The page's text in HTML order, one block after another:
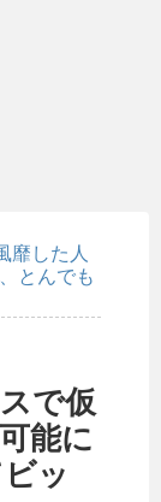
靡した人
とんでも
で仮
能に
ッ